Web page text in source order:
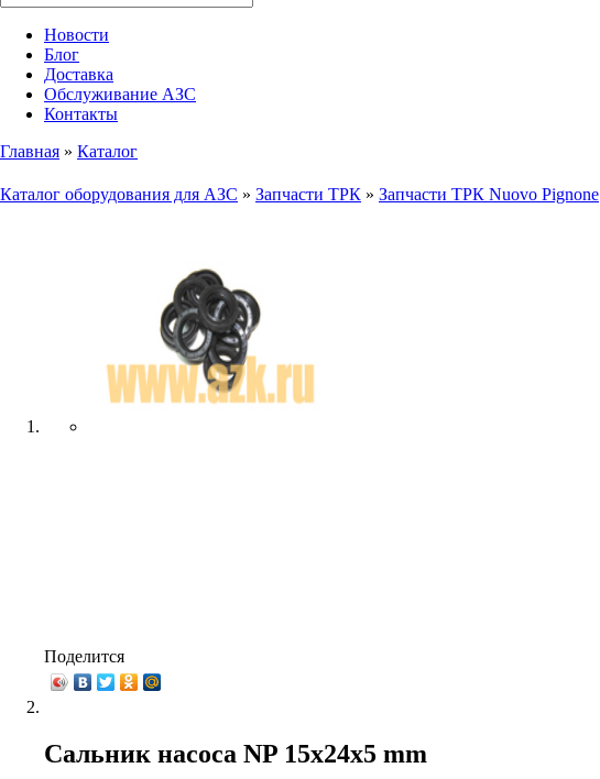
Новости
Блог
Доставка
Обслуживание АЗС
Контакты
Главная » Каталог
Каталог оборудования для АЗС » Запчасти ТРК » Запчасти ТРК Nuovo Pignone
Поделится
Сальник насоса NP 15х24х5 mm